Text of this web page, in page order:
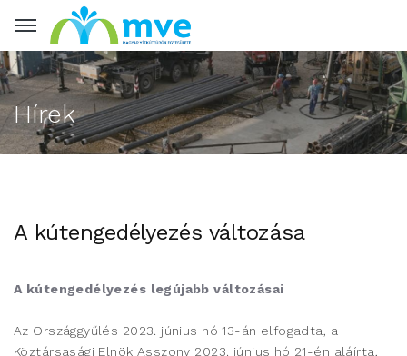
Hírek
A kútengedélyezés változása
A kútengedélyezés legújabb változásai
Az Országgyűlés 2023. június hó 13-án elfogadta, a
Köztársasági Elnök Asszony 2023. június hó 21-én aláírta,